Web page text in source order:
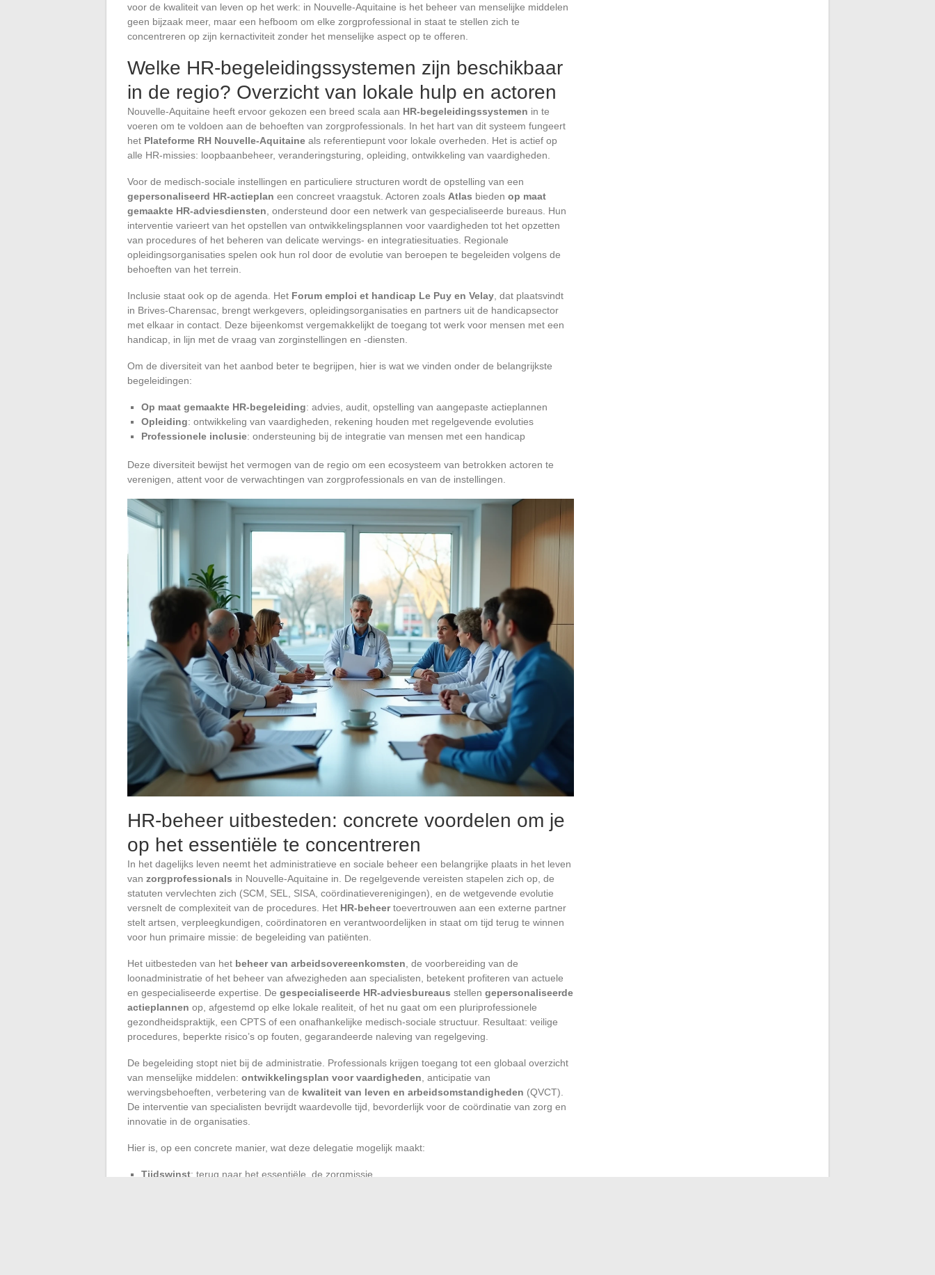
voor de kwaliteit van leven op het werk: in Nouvelle-Aquitaine is het beheer van menselijke middelen
geen bijzaak meer, maar een hefboom om elke zorgprofessional in staat te stellen zich te
concentreren op zijn kernactiviteit zonder het menselijke aspect op te offeren.
Welke HR-begeleidingssystemen zijn beschikbaar
in de regio? Overzicht van lokale hulp en actoren
Nouvelle-Aquitaine heeft ervoor gekozen een breed scala aan HR-begeleidingssystemen in te
voeren om te voldoen aan de behoeften van zorgprofessionals. In het hart van dit systeem fungeert
het Plateforme RH Nouvelle-Aquitaine als referentiepunt voor lokale overheden. Het is actief op
alle HR-missies: loopbaanbeheer, veranderingsturing, opleiding, ontwikkeling van vaardigheden.
Voor de medisch-sociale instellingen en particuliere structuren wordt de opstelling van een
gepersonaliseerd HR-actieplan een concreet vraagstuk. Actoren zoals Atlas bieden op maat
gemaakte HR-adviesdiensten , ondersteund door een netwerk van gespecialiseerde bureaus. Hun
interventie varieert van het opstellen van ontwikkelingsplannen voor vaardigheden tot het opzetten
van procedures of het beheren van delicate wervings- en integratiesituaties. Regionale
opleidingsorganisaties spelen ook hun rol door de evolutie van beroepen te begeleiden volgens de
behoeften van het terrein.
Inclusie staat ook op de agenda. Het Forum emploi et handicap Le Puy en Velay , dat plaatsvindt
in Brives-Charensac, brengt werkgevers, opleidingsorganisaties en partners uit de handicapsector
met elkaar in contact. Deze bijeenkomst vergemakkelijkt de toegang tot werk voor mensen met een
handicap, in lijn met de vraag van zorginstellingen en -diensten.
Om de diversiteit van het aanbod beter te begrijpen, hier is wat we vinden onder de belangrijkste
begeleidingen:
Op maat gemaakte HR-begeleiding: advies, audit, opstelling van aangepaste actieplannen
Opleiding: ontwikkeling van vaardigheden, rekening houden met regelgevende evoluties
Professionele inclusie: ondersteuning bij de integratie van mensen met een handicap
Deze diversiteit bewijst het vermogen van de regio om een ecosysteem van betrokken actoren te
verenigen, attent voor de verwachtingen van zorgprofessionals en van de instellingen.
HR-beheer uitbesteden: concrete voordelen om je
op het essentiële te concentreren
In het dagelijks leven neemt het administratieve en sociale beheer een belangrijke plaats in het leven
van zorgprofessionals in Nouvelle-Aquitaine in. De regelgevende vereisten stapelen zich op, de
statuten vervlechten zich (SCM, SEL, SISA, coördinatieverenigingen), en de wetgevende evolutie
versnelt de complexiteit van de procedures. Het HR-beheertoevertrouwen aan een externe partner
stelt artsen, verpleegkundigen, coördinatoren en verantwoordelijken in staat om tijd terug te winnen
voor hun primaire missie: de begeleiding van patiënten.
Het uitbesteden van het beheer van arbeidsovereenkomsten , de voorbereiding van de
loonadministratie of het beheer van afwezigheden aan specialisten, betekent profiteren van actuele
en gespecialiseerde expertise. De gespecialiseerde HR-adviesbureaus stellen gepersonaliseerde
actieplannen op, afgestemd op elke lokale realiteit, of het nu gaat om een pluriprofessionele
gezondheidspraktijk, een CPTS of een onafhankelijke medisch-sociale structuur. Resultaat: veilige
procedures, beperkte risico’s op fouten, gegarandeerde naleving van regelgeving.
De begeleiding stopt niet bij de administratie. Professionals krijgen toegang tot een globaal overzicht
van menselijke middelen: ontwikkelingsplan voor vaardigheden , anticipatie van
wervingsbehoeften, verbetering van de kwaliteit van leven en arbeidsomstandigheden (QVCT).
De interventie van specialisten bevrijdt waardevolle tijd, bevorderlijk voor de coördinatie van zorg en
innovatie in de organisaties.
Hier is, op een concrete manier, wat deze delegatie mogelijk maakt:
Tijdswinst: terug naar het essentiële, de zorgmissie